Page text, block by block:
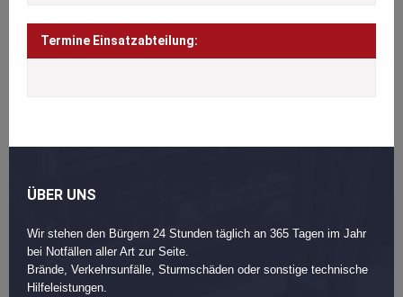
Termine Einsatzabteilung:
ÜBER UNS
Wir stehen den Bürgern 24 Stunden täglich an 365 Tagen im Jahr
bei Notfällen aller Art zur Seite.
Brände, Verkehrsunfälle, Sturmschäden oder sonstige technische
Hilfeleistungen.